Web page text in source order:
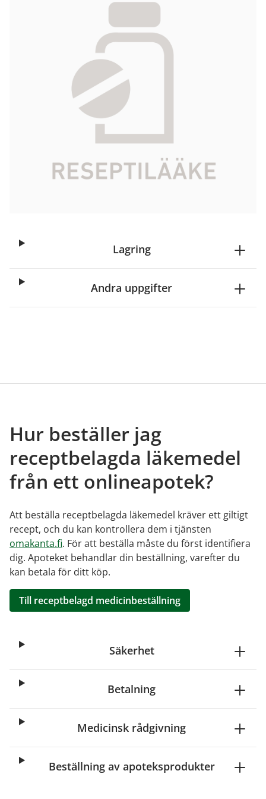
528418
Aktiv ingrediens
mometasonifuroaatti
100 g
Marknadsförare
Galenica AB
Check Kela-compensation
Börja receptbeställning
Lagring
Andra uppgifter
Hur beställer jag
receptbelagda läkemedel
från ett onlineapotek?
Att beställa receptbelagda läkemedel kräver ett giltigt
recept, och du kan kontrollera dem i tjänsten
omakanta.fi. För att beställa måste du först identifiera
dig. Apoteket behandlar din beställning, varefter du
kan betala för ditt köp.
Till receptbelagd medicinbeställning
Säkerhet
Betalning
Medicinsk rådgivning
Beställning av apoteksprodukter